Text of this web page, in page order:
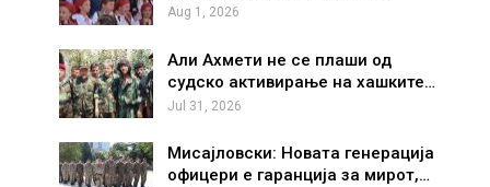
Aug 1, 2026
Али Ахмети не се плаши од
судско активирање на хашките…
Jul 31, 2026
Мисајловски: Новата генерација
офицери е гаранција за мирот,…